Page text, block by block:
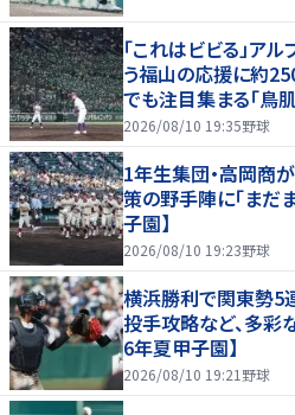
「これはビビる」ア
う福山の応援に約
でも注目集まる「鳥
2026/08/10 19:35野球
1年生集団・高岡商
策の野手陣に｢まだ
子園】
2026/08/10 19:23野球
横浜勝利で関東勢5
投手攻略など、多彩
6年夏甲子園】
2026/08/10 19:21 野球